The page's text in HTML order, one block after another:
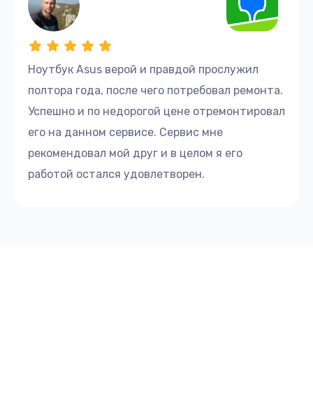
Ноутбук Asus верой и правдой прослужил
полтора года, после чего потребовал ремонта.
Успешно и по недорогой цене отремонтировал
его на данном сервисе. Сервис мне
рекомендовал мой друг и в целом я его
работой остался удовлетворен.